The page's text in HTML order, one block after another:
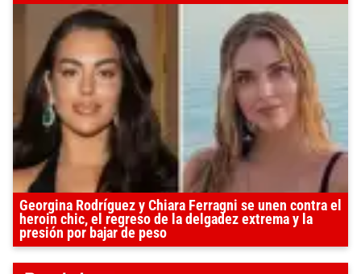
Georgina Rodríguez y Chiara Ferragni se unen contra el
heroin chic, el regreso de la delgadez extrema y la
presión por bajar de peso